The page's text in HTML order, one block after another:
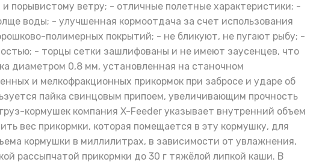
порывистому ветру; - отличные полетные характеристики; -
воды; - улучшенная кормоотдача за счет использования
полимерных покрытий; - не бликуют, не пугают рыбу; -
- торцы сетки зашлифованы и не имеют заусенцев, что
диаметром 0,8 мм, установленная на станочном
и мелкофракционных прикормок при забросе и ударе об
пайка свинцовым припоем, увеличивающим прочность
кормушек компания X-Feeder указывает внутренний объем
вес прикормки, которая помещается в эту кормушку, для
кормушки в миллилитрах, в зависимости от увлажнения,
рассыпчатой прикормки до 30 г тяжёлой липкой каши. В